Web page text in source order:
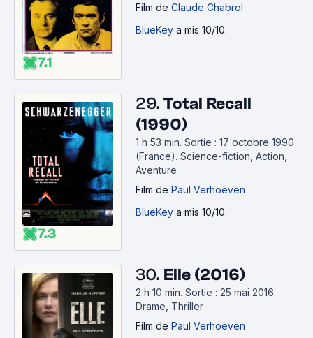
7.1
Film de Claude Chabrol
BlueKey a mis 10/10.
7.3
29. Total Recall
(1990)
1 h 53 min. Sortie : 17 octobre 1990
(France). Science-fiction, Action,
Aventure
Film de Paul Verhoeven
BlueKey a mis 10/10.
30. Elle (2016)
2 h 10 min. Sortie : 25 mai 2016.
Drame, Thriller
Film de Paul Verhoeven